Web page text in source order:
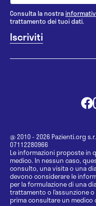
Consulta la nostra
trattamento dei tuoi dati.
@ 2010 - 2026 Pazienti.org
07112280966
Le informazioni proposte in
medico. In nessun caso,
consulto, una visita o una
devono considerare le
per la formulazione di una
trattamento o l’assunzione
prima consultare un medico